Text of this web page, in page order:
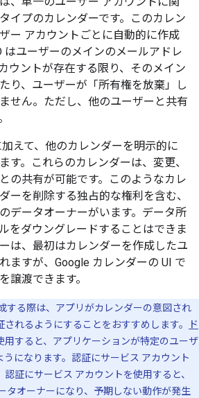
イプのカレンダーです。
このカレン
ー アカウントごとに自動的に作成
はユーザーのメインのメールアドレ
ウントが存在する限り、そのメイン
り、ユーザーが「所有権を放棄」し
せん。ただし、他のユーザーと共有
えて、他のカレンダーを明示的に
す。これらのカレンダーは、変更、
の共有が可能です。このようなカレ
ーを削除する独占的な権利を含む、
データオーナーがいます。データ所
をダウングレードすることはできま
は、最初はカレンダーを作成したユ
ますが、Google カレンダーの UI で
譲渡できます。
する際は、アプリがカレンダーの意図され
れるようにすることをおすすめします。
ド
用すると、アプリケーションが特定のユーザ
になります。認証にサービス アカウント
証にサービス アカウントを使用すると、
タオーナーになり、予期しない動作が発生